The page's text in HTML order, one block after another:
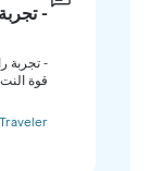
- تجربة رائعة.
- تجربة رائعة.
قوة النت.
Traveler